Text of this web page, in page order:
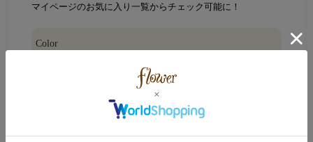
マイページのお気に入り一覧からチェック可能に！
Color
全長：約15.5cm、アジャスター：5cm ハートモチーフ：